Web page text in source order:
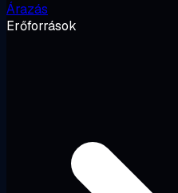
Árazás
Erőforrások